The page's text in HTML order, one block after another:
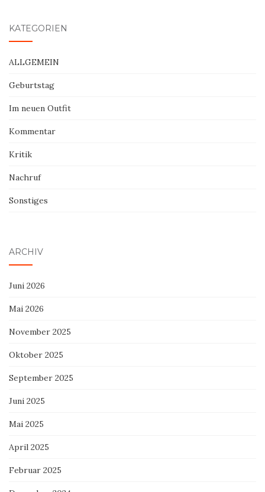
KATEGORIEN
ALLGEMEIN
Geburtstag
Im neuen Outfit
Kommentar
Kritik
Nachruf
Sonstiges
ARCHIV
Juni 2026
Mai 2026
November 2025
Oktober 2025
September 2025
Juni 2025
Mai 2025
April 2025
Februar 2025